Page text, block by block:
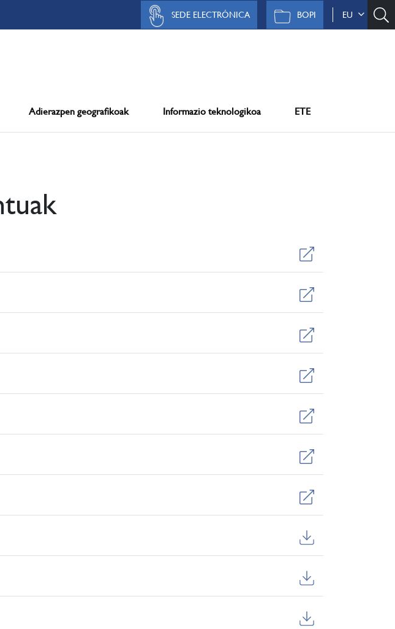
EU
BOPI
SEDE ELECTRÓNICA
Adierazpen geografikoak Informazio teknologikoa ETE